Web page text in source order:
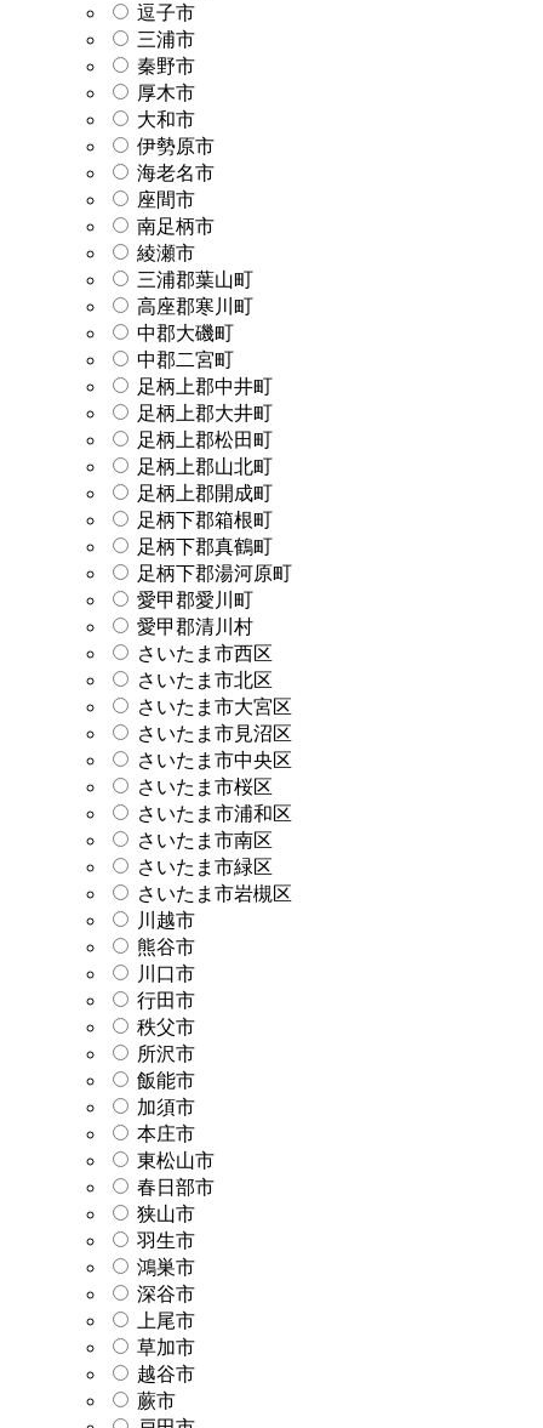
逗子市
三浦市
秦野市
厚木市
大和市
伊勢原市
海老名市
座間市
南足柄市
綾瀬市
三浦郡葉山町
高座郡寒川町
中郡大磯町
中郡二宮町
足柄上郡中井町
足柄上郡大井町
足柄上郡松田町
足柄上郡山北町
足柄上郡開成町
足柄下郡箱根町
足柄下郡真鶴町
足柄下郡湯河原町
愛甲郡愛川町
愛甲郡清川村
さいたま市西区
さいたま市北区
さいたま市大宮区
さいたま市見沼区
さいたま市中央区
さいたま市桜区
さいたま市浦和区
さいたま市南区
さいたま市緑区
さいたま市岩槻区
川越市
熊谷市
川口市
行田市
秩父市
所沢市
飯能市
加須市
本庄市
東松山市
春日部市
狭山市
羽生市
鴻巣市
深谷市
上尾市
草加市
越谷市
蕨市